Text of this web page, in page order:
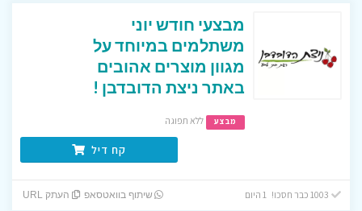
מבצעי חודש יוני
משתלמים במיוחד על
מגוון מוצרים אהובים
באתר ניצת הדובדבן !
מבצע ללא תפוגה
קח דיל
שיתוף בוואטסאפ העתק URL